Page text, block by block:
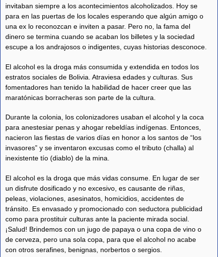
invitaban siempre a los acontecimientos alcoholizados. Hoy se
para en las puertas de los locales esperando que algún amigo o
una ex lo reconozcan e inviten a pasar. Pero no, la fama del
dinero se termina cuando se acaban los billetes y la sociedad
escupe a los andrajosos o indigentes, cuyas historias desconoce.
El alcohol es la droga más consumida y extendida en todos los
estratos sociales de Bolivia. Atraviesa edades y culturas. Sus
fomentadores han tenido la habilidad de hacer creer que las
maratónicas borracheras son parte de la cultura.
Durante la colonia, los colonizadores usaban el alcohol y la coca
para anestesiar penas y ahogar rebeldías indígenas. Entonces,
nacieron las fiestas de varios días en honor a los santos de “los
invasores” y se inventaron excusas como el tributo (challa) al
inexistente tío (diablo) de la mina.
El alcohol es la droga que más vidas consume. En lugar de ser
un disfrute dosificado y no excesivo, es causante de riñas,
peleas, violaciones, asesinatos, homicidios, accidentes de
tránsito. Es envasado y promocionado con seductora publicidad
como para prostituir culturas ante la paciente mirada social.
¡Salud! Brindemos con un jugo de papaya o una copa de vino o
de cerveza, pero una sola copa, para que el alcohol no acabe
con otros serafines, benignas, norbertos o sergios.